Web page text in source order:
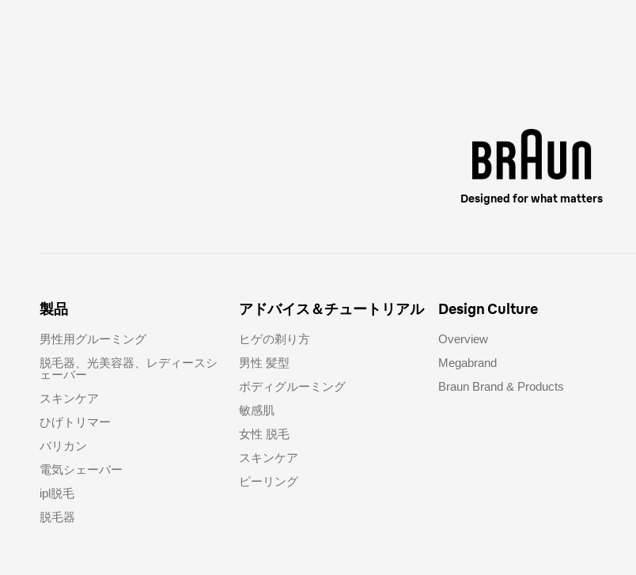
Designed for what matters
製品
男性用グルーミング
脱毛器、光美容器、レディースシ
ェーバー
スキンケア
ひげトリマー
バリカン
電気シェーバー
ipl脱毛
脱毛器
アドバイス＆チュートリアル
ヒゲの剃り方
男性 髪型
ボディグルーミング
敏感肌
女性 脱毛
スキンケア
ピーリング
Design Culture
Overview
Megabrand
Braun Brand & Products